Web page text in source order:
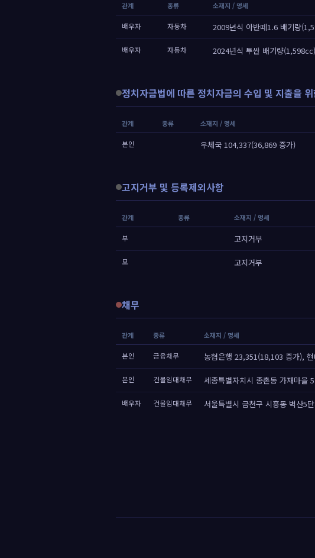
관계 종류 소재지 / 명세
배우자 자동차 2009년식 아반떼1.6 배기량
배우자 자동차 2024년식 투싼 배기량
정치자금법에 따른 정치자금의 수입 및 지출을
관계 종류 소재지 / 명세
본인 우체국 104,337(36,869 증가)
고지거부 및 등록제외사항
관계 종류 소재지 / 명세
부 고지거부
모 고지거부
채무
관계 종류 소재지 / 명세
본인 금융채무 농협은행 23,351(18,103 증가),
본인 건물임대채무 세종특별자치시 종촌동 가재마을
배우자 건물임대채무 서울특별시 금천구 시흥동 벽산5